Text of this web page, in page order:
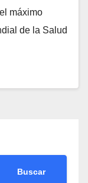
máximo
de la Salud
Buscar